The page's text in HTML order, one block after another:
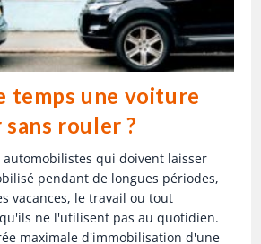
temps une voiture
rouler ?
qui doivent laisser
pendant de longues périodes,
vacances, le travail ou tout
ne l'utilisent pas au quotidien.
maximale d'immobilisation d'une